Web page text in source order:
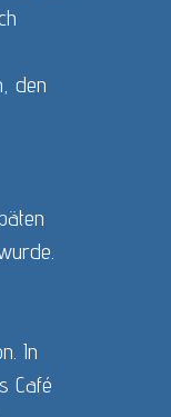
den
In
Café